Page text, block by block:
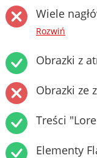
Wiele
Rozwiń
Obrazki z
Obrazki ze
Treści
Elementy